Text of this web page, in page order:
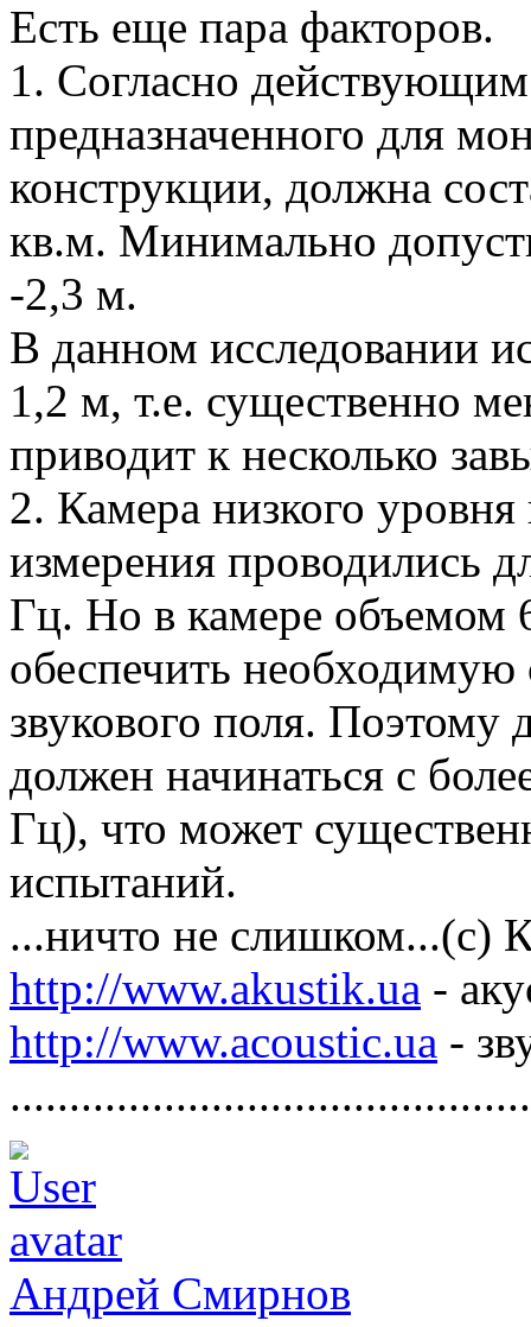
Есть еще пара факторов.
1. Согласно
предназначенного для
конструкции, должна
кв.м. Минимально
-2,3 м.
В данном исследовании
1,2 м, т.е. существенно
приводит к несколько
2. Камера низкого
измерения проводились
Гц. Но в камере объемом
обеспечить
звукового поля.
должен начинаться с
Гц), что может
испытаний.
...ничто не слишком...(с)
http://www.akustik.ua -
http://www.acoustic.ua -
............................................
Андрей Смирнов